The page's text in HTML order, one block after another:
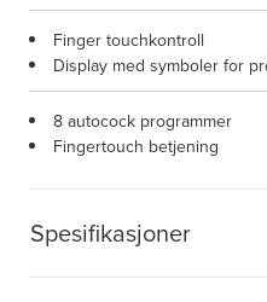
Spesifikasjoner
Finger touchkontroll
Display med symboler for
8 autocock programmer
Fingertouch betjening